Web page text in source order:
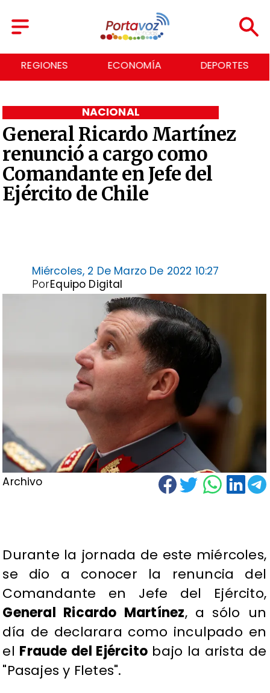
REGIONES ECONOMÍA DEPORTES
General Ricardo Martínez
renunció a cargo como
Comandante en Jefe del
Ejército de Chile
NACIONAL
Miércoles, 2 De Marzo De 2022 10:27
Equipo Digital
Por
Archivo
Durante la jornada de este miércoles,
se dio a conocer la renuncia del
Comandante en Jefe del Ejército,
General Ricardo Martínez, a sólo un
día de declarara como inculpado en
el Fraude del Ejércitobajo la arista de
"Pasajes y Fletes".